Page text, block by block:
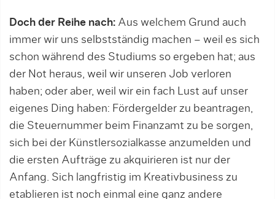
Doch der Reihe nach: Aus welchem Grund auch
immer wir uns selbstständig machen – weil es sich
schon während des Studiums so ergeben hat; aus
der Not heraus, weil wir unseren Job verloren
haben; oder aber, weil wir ein fach Lust auf unser
eigenes Ding haben: Fördergelder zu beantragen,
die Steuernummer beim Finanzamt zu be sorgen,
sich bei der Künstlersozialkasse anzumelden und
die ersten Aufträge zu akquirieren ist nur der
Anfang. Sich langfristig im Kreativbusiness zu
etablieren ist noch einmal eine ganz andere